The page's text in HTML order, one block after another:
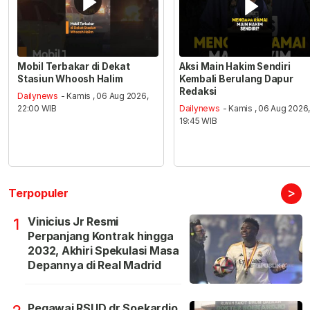
Mobil Terbakar di Dekat
Stasiun Whoosh Halim
Dailynews - Kamis , 06 Aug 2026,
22:00 WIB
Aksi Main Hakim Sendiri
Kembali Berulang Dapur
Redaksi
Dailynews - Kamis , 06 Aug 2026,
19:45 WIB
Terpopuler >
1
Vinicius Jr Resmi
Perpanjang Kontrak hingga
2032, Akhiri Spekulasi Masa
Depannya di Real Madrid